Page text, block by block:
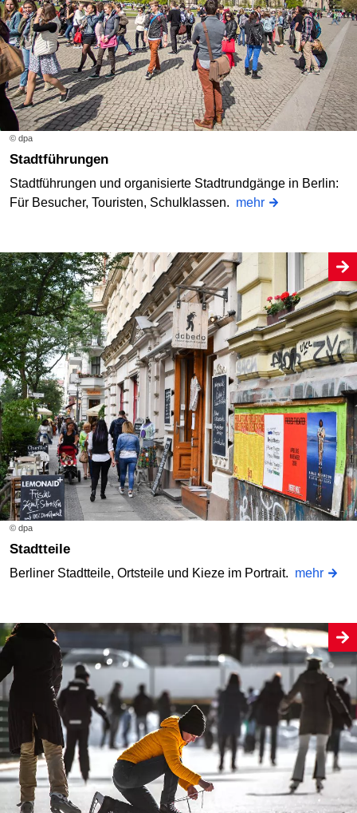
© dpa
Stadtführungen
Stadtführungen und organisierte Stadtrundgänge in Berlin:
Für Besucher, Touristen, Schulklassen. mehr
© dpa
Stadtteile
Berliner Stadtteile, Ortsteile und Kieze im Portrait. mehr